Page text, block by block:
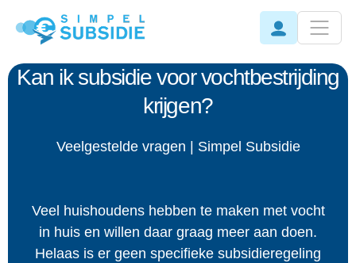
Kan ik subsidie voor vochtbestrijding
krijgen?
Veelgestelde vragen | Simpel Subsidie
Veel huishoudens hebben te maken met vocht
in huis en willen daar graag meer aan doen.
Helaas is er geen specifieke subsidieregeling